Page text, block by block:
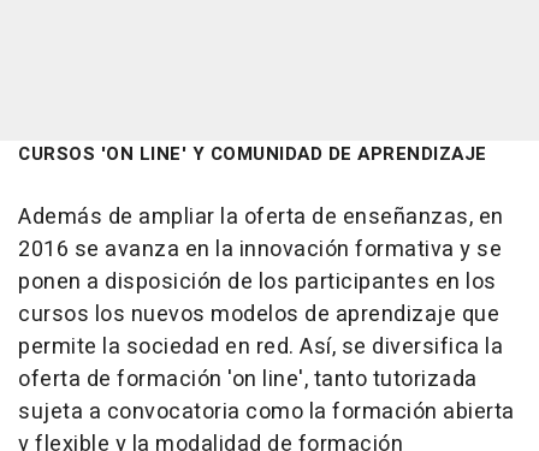
CURSOS 'ON LINE' Y COMUNIDAD DE APRENDIZAJE
Además de ampliar la oferta de enseñanzas, en
2016 se avanza en la innovación formativa y se
ponen a disposición de los participantes en los
cursos los nuevos modelos de aprendizaje que
permite la sociedad en red. Así, se diversifica la
oferta de formación 'on line', tanto tutorizada
sujeta a convocatoria como la formación abierta
y flexible y la modalidad de formación